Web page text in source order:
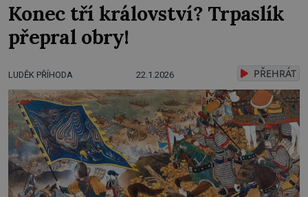
Konec tří království? Trpaslík
přepral obry!
LUDĚK PŘÍHODA 22.1.2026 PŘEHRÁT